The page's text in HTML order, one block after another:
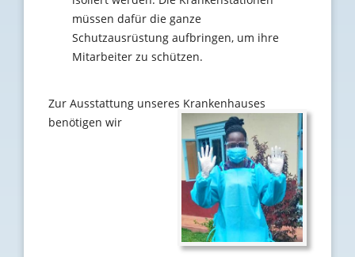
müssen dafür die ganze
Schutzausrüstung aufbringen, um ihre
Mitarbeiter zu schützen.
Zur Ausstattung unseres Krankenhauses
benötigen wir